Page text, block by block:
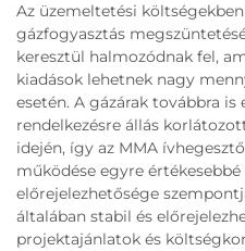
Az üzemeltetési
gázfogyasztás
keresztül halmozódnak fel,
kiadások lehetnek nagy
esetén. A gázárak továbbra
rendelkezésre állás
idején, így az MMA
működése egyre
előrejelezhetősége
általában stabil és
projektajánlatok és